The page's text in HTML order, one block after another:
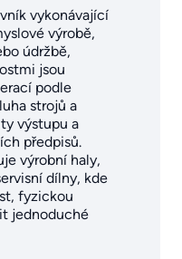
vykonávající
výrobě,
údržbě,
jsou
podle
strojů a
výstupu a
předpisů.
výrobní haly,
dílny, kde
fyzickou
jednoduché